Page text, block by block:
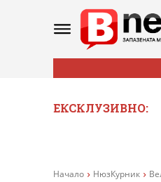
ЕКСКЛУЗИВНО:
Начало НюзКурник